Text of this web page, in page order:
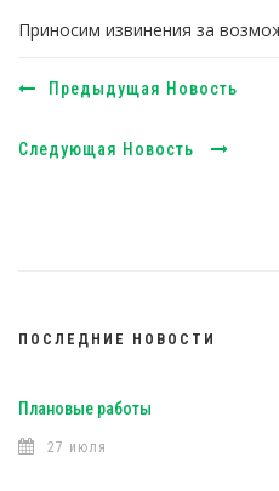
Приносим извинения за
Предыдущая Новость
Следующая Новость
ПОСЛЕДНИЕ НОВОСТИ
Плановые работы
27 июля